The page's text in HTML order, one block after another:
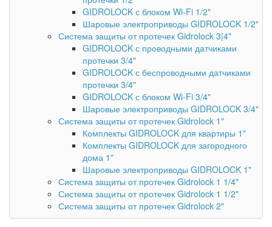
GIDROLOCK с блоком Wi-Fi 1/2"
Шаровые электроприводы GIDROLOCK 1/2"
Система защиты от протечек Gidrolock 3|4"
GIDROLOCK с проводными датчиками
протечки 3/4"
GIDROLOCK с беспроводными датчиками
протечки 3/4"
GIDROLOCK с блоком Wi-Fi 3/4"
Шаровые электроприводы GIDROLOCK 3/4"
Система защиты от протечек Gidrolock 1"
Комплекты GIDROLOCK для квартиры 1"
Комплекты GIDROLOCK для загородного
дома 1"
Шаровые электроприводы GIDROLOCK 1"
Система защиты от протечек Gidrolock 1 1/4"
Система защиты от протечек Gidrolock 1 1/2"
Система защиты от протечек Gidrolock 2"